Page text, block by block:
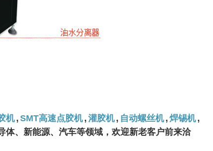
机 , SMT高速点胶机 , 灌胶机 , 自动螺丝机 , 焊锡机 ,
、新能源、汽车等领域，欢迎新老客户前来洽